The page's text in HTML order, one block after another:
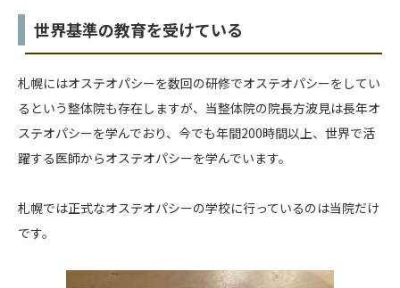
世界基準の教育を受けている
札幌にはオステオパシーを数回の研修でオステオパシーをしてい
るという整体院も存在しますが、当整体院の院長方波見は長年オ
ステオパシーを学んでおり、今でも年間200時間以上、世界で活
躍する医師からオステオパシーを学んでいます。
札幌では正式なオステオパシーの学校に行っているのは当院だけ
です。